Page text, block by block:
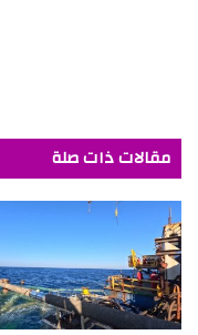
مقالات ذات صلة